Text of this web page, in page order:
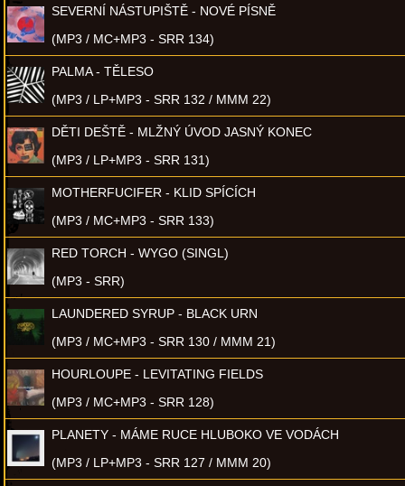
SEVERNÍ NÁSTUPIŠTĚ - NOVÉ PÍSNĚ
(MP3 / MC+MP3 - SRR 134)
PALMA - TĚLESO
(MP3 / LP+MP3 - SRR 132 / MMM 22)
DĚTI DEŠTĚ - MLŽNÝ ÚVOD JASNÝ KONEC
(MP3 / LP+MP3 - SRR 131)
MOTHERFUCIFER - KLID SPÍCÍCH
(MP3 / MC+MP3 - SRR 133)
RED TORCH - WYGO (SINGL)
(MP3 - SRR)
LAUNDERED SYRUP - BLACK URN
(MP3 / MC+MP3 - SRR 130 / MMM 21)
HOURLOUPE - LEVITATING FIELDS
(MP3 / MC+MP3 - SRR 128)
PLANETY - MÁME RUCE HLUBOKO VE VODÁCH
(MP3 / LP+MP3 - SRR 127 / MMM 20)